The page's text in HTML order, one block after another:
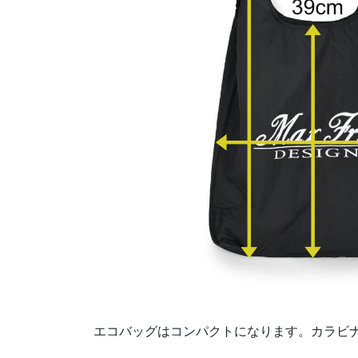
エコバッグはコンパクトになります。カラビ